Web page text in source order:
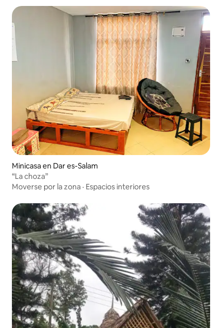
Minicasa en Dar es-Salam
“La choza”
Moverse por la zona · Espacios interiores